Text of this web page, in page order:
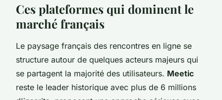
Ces plateformes qui dominent le
marché français
Le paysage français des rencontres en ligne se
structure autour de quelques acteurs majeurs qui
se partagent la majorité des utilisateurs. Meetic
reste le leader historique avec plus de 6 millions